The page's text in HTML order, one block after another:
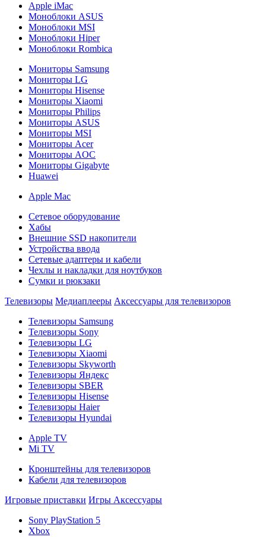
Apple iMac
Моноблоки ASUS
Моноблоки MSI
Моноблоки Hiper
Моноблоки Rombica
Мониторы Samsung
Мониторы LG
Мониторы Hisense
Мониторы Xiaomi
Мониторы Philips
Мониторы ASUS
Мониторы MSI
Мониторы Acer
Мониторы AOC
Мониторы Gigabyte
Huawei
Apple Mac
Сетевое оборудование
Хабы
Внешние SSD накопители
Устройства ввода
Сетевые адаптеры и кабели
Чехлы и накладки для ноутбуков
Сумки и рюкзаки
Телевизоры Медиаплееры Аксессуары для телевизоров
Телевизоры Samsung
Телевизоры Sony
Телевизоры LG
Телевизоры Xiaomi
Телевизоры Skyworth
Телевизоры Яндекс
Телевизоры SBER
Телевизоры Hisense
Телевизоры Haier
Телевизоры Hyundai
Apple TV
Mi TV
Кронштейны для телевизоров
Кабели для телевизоров
Игровые приставки Игры Аксессуары
Sony PlayStation 5
Xbox